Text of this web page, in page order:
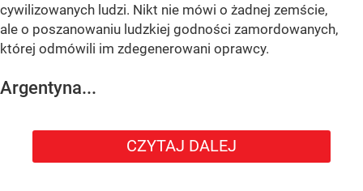
cywilizowanych ludzi. Nikt nie mówi o żadnej zemście,
ale o poszanowaniu ludzkiej godności zamordowanych,
której odmówili im zdegenerowani oprawcy.
Argentyna...
CZYTAJ DALEJ